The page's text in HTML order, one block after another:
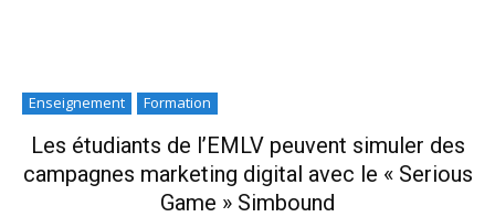
Enseignement Formation
Les étudiants de l’EMLV peuvent simuler des
campagnes marketing digital avec le « Serious
Game » Simbound